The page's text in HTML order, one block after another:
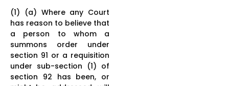
(1) (a) Where any Court
has reason to believe that
a person to whom a
summons order under
section 91 or a requisition
under sub-section (1) of
section 92 has been, or